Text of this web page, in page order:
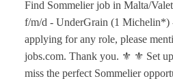
Find Sommelier job in Malta/
f/m/d - UnderGrain (1
applying for any role, please
jobs.com. Thank you. ⚜️ ⚜️ Set
miss the perfect Sommelier